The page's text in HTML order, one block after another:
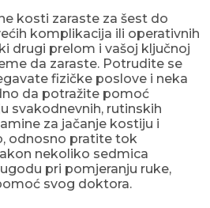
kosti zaraste za šest do
komplikacija ili operativnih
drugi prelom i vašoj ključnoj
da zaraste. Potrudite se
fizičke poslove i neka
da potražite pomoć
svakodnevnih, rutinskih
za jačanje kostiju i
odnosno pratite tok
nekoliko sedmica
pri pomjeranju ruke,
svog doktora.